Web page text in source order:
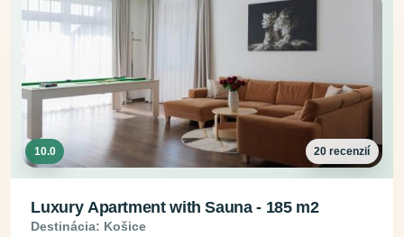
10.0 20 recenzií
Luxury Apartment with Sauna - 185 m2
Destinácia: Košice